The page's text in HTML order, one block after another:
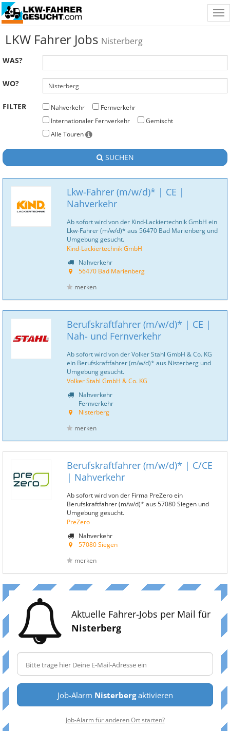
LKW Fahrer Jobs Nisterberg
WAS?
WO?
FILTER Nahverkehr
Fernverkehr
Internationaler Fernverkehr
Gemischt
Alle Touren
SUCHEN
Lkw-Fahrer (m/w/d)* | CE |
Nahverkehr
Ab sofort wird von der Kind-Lackiertechnik GmbH ein
Lkw-Fahrer (m/w/d)* aus 56470 Bad Marienberg und
Umgebung gesucht.
Kind-Lackiertechnik GmbH
Nahverkehr
56470 Bad Marienberg
merken
Berufskraftfahrer (m/w/d)* | CE |
Nah- und Fernverkehr
Ab sofort wird von der Volker Stahl GmbH & Co. KG
ein Berufskraftfahrer (m/w/d)* aus Nisterberg und
Umgebung gesucht.
Volker Stahl GmbH & Co. KG
Nahverkehr
Fernverkehr
Nisterberg
merken
Berufskraftfahrer (m/w/d)* | C/CE
| Nahverkehr
Ab sofort wird von der Firma PreZero ein
Berufskraftfahrer (m/w/d)* aus 57080 Siegen und
Umgebung gesucht.
PreZero
Nahverkehr
57080 Siegen
merken
Aktuelle Fahrer-Jobs per Mail für
Nisterberg
Job-Alarm Nisterbergaktivieren
Job-Alarm für anderen Ort starten?